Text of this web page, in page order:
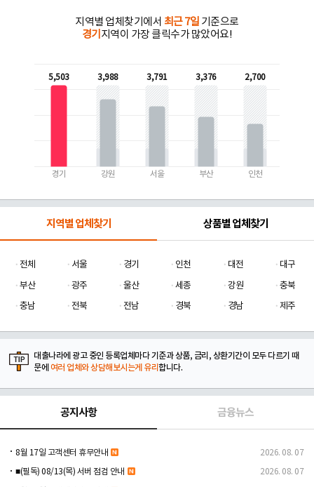
지역별 업체찾기에서 최근 7일 기준으로
경기 지역이 가장 클릭수가 많았어요!
5,503
경기
3,988
강원
3,791
서울
3,376
부산
2,700
인천
지역별 업체찾기 상품별 업체찾기
전체 서울 경기 인천 대전
대구
부산
광주 울산 세종 강원
충북
충남
전북 전남 경북 경남 제주
대출나라에 광고 중인 등록업체마다 기준과 상품, 금리, 상환기간이 모두 다르기 때
문에 여러 업체와 상담해보시는게 유리합니다.
공지사항 금융뉴스
8월 17일 고객센터 휴무안내 2026. 08. 07
■(필독) 08/13(목) 서버 점검 안내 2026. 08. 07